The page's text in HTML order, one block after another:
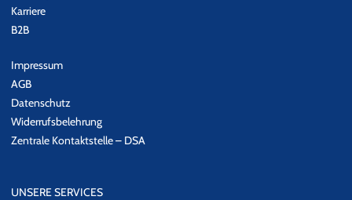
Karriere
B2B
Impressum
AGB
Datenschutz
Widerrufsbelehrung
Zentrale Kontaktstelle – DSA
UNSERE SERVICES